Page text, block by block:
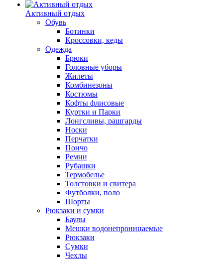
Активный отдых
Обувь
Ботинки
Кроссовки, кеды
Одежда
Брюки
Головные уборы
Жилеты
Комбинезоны
Костюмы
Кофты флисовые
Куртки и Парки
Лонгсливы, рашгарды
Носки
Перчатки
Пончо
Ремни
Рубашки
Термобелье
Толстовки и свитера
Футболки, поло
Шорты
Рюкзаки и сумки
Баулы
Мешки водонепроницаемые
Рюкзаки
Сумки
Чехлы